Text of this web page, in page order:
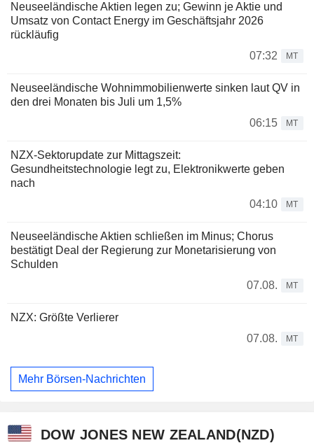
Neuseeländische Aktien legen zu; Gewinn je Aktie und
Umsatz von Contact Energy im Geschäftsjahr 2026
rückläufig
07:32
MT
Neuseeländische Wohnimmobilienwerte sinken laut QV in
den drei Monaten bis Juli um 1,5%
06:15
MT
NZX-Sektorupdate zur Mittagszeit:
Gesundheitstechnologie legt zu, Elektronikwerte geben
nach
04:10
MT
Neuseeländische Aktien schließen im Minus; Chorus
bestätigt Deal der Regierung zur Monetarisierung von
Schulden
07.08.
MT
NZX: Größte Verlierer
07.08.
MT
Mehr Börsen-Nachrichten
DOW JONES NEW ZEALAND(NZD)